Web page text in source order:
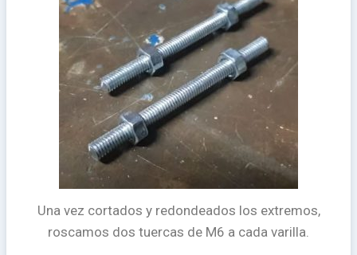
Una vez cortados y redondeados los extremos,
roscamos dos tuercas de M6 a cada varilla.